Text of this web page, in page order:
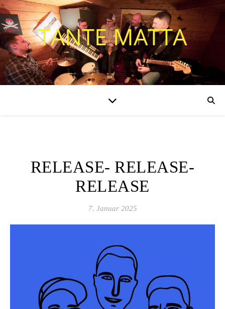
TANTE MATTA
RELEASE- RELEASE-
RELEASE
7. Januar 2025